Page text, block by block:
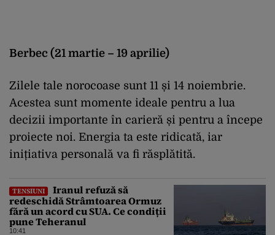
Berbec (21 martie – 19 aprilie)
Zilele tale norocoase sunt 11 și 14 noiembrie.
Acestea sunt momente ideale pentru a lua
decizii importante în carieră și pentru a începe
proiecte noi. Energia ta este ridicată, iar
inițiativa personală va fi răsplătită.
TENSIUNI
Iranul refuză să
redeschidă Strâmtoarea Ormuz
fără un acord cu SUA. Ce condiții
pune Teheranul
10:41